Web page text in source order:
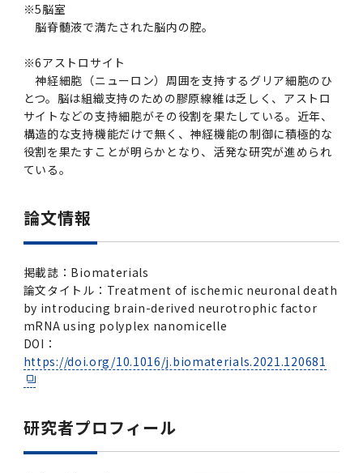
※5脳室
脳脊髄液で満たされた脳内の腔。
※6アストロサイト
神経細胞（ニューロン）周囲を支持するグリア細胞のひ
とつ。脳は組織支持のための膠原線維は乏しく、アストロ
サイトなどの支持細胞がその役割を果たしている。近年、
構造的な支持機能だけで無く、神経機能の制御に積極的な
役割を果たすことが明らかとなり、活発な研究が進められ
ている。
論文情報
掲載誌：Biomaterials
論文タイトル：Treatment of ischemic neuronal death
by introducing brain-derived neurotrophic factor
mRNA using polyplex nanomicelle
DOI：
https://doi.org/10.1016/j.biomaterials.2021.120681
研究者プロフィール